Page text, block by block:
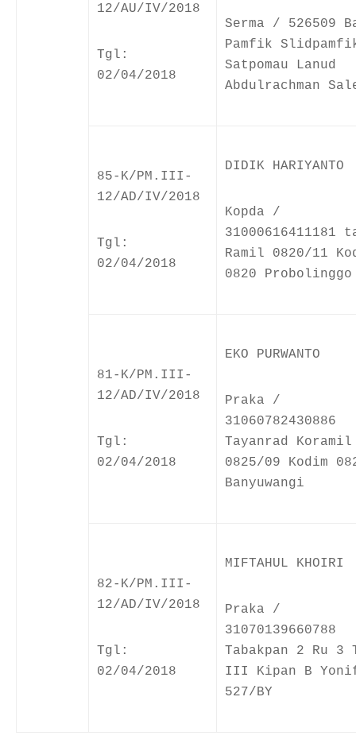
12/AU/IV/2018
Tgl:
02/04/2018
Serma / 526509
Pamfik
Satpomau Lanud
Abdulrachman
85-K/PM.III-
12/AD/IV/2018
Tgl:
02/04/2018
DIDIK HARIYANTO
Kopda /
31000616411181
Ramil 0820/11
0820 Probolinggo
81-K/PM.III-
12/AD/IV/2018
Tgl:
02/04/2018
EKO PURWANTO
Praka /
31060782430886
Tayanrad Koramil
0825/09 Kodim
Banyuwangi
82-K/PM.III-
12/AD/IV/2018
Tgl:
02/04/2018
MIFTAHUL KHOIRI
Praka /
31070139660788
Tabakpan 2 Ru 3
III Kipan B
527/BY